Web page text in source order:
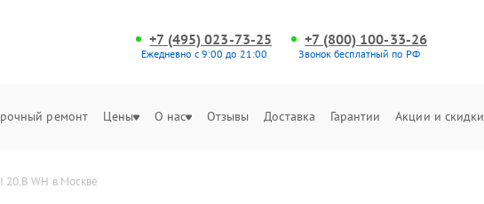
+7 (495) 023-73-25
Ежедневно с 9:00 до 21:00
+7 (800) 100-33-26
Звонок бесплатный по РФ
ремонт Цены О нас Отзывы Доставка Гарантии Акции и скидки
WH в Москве